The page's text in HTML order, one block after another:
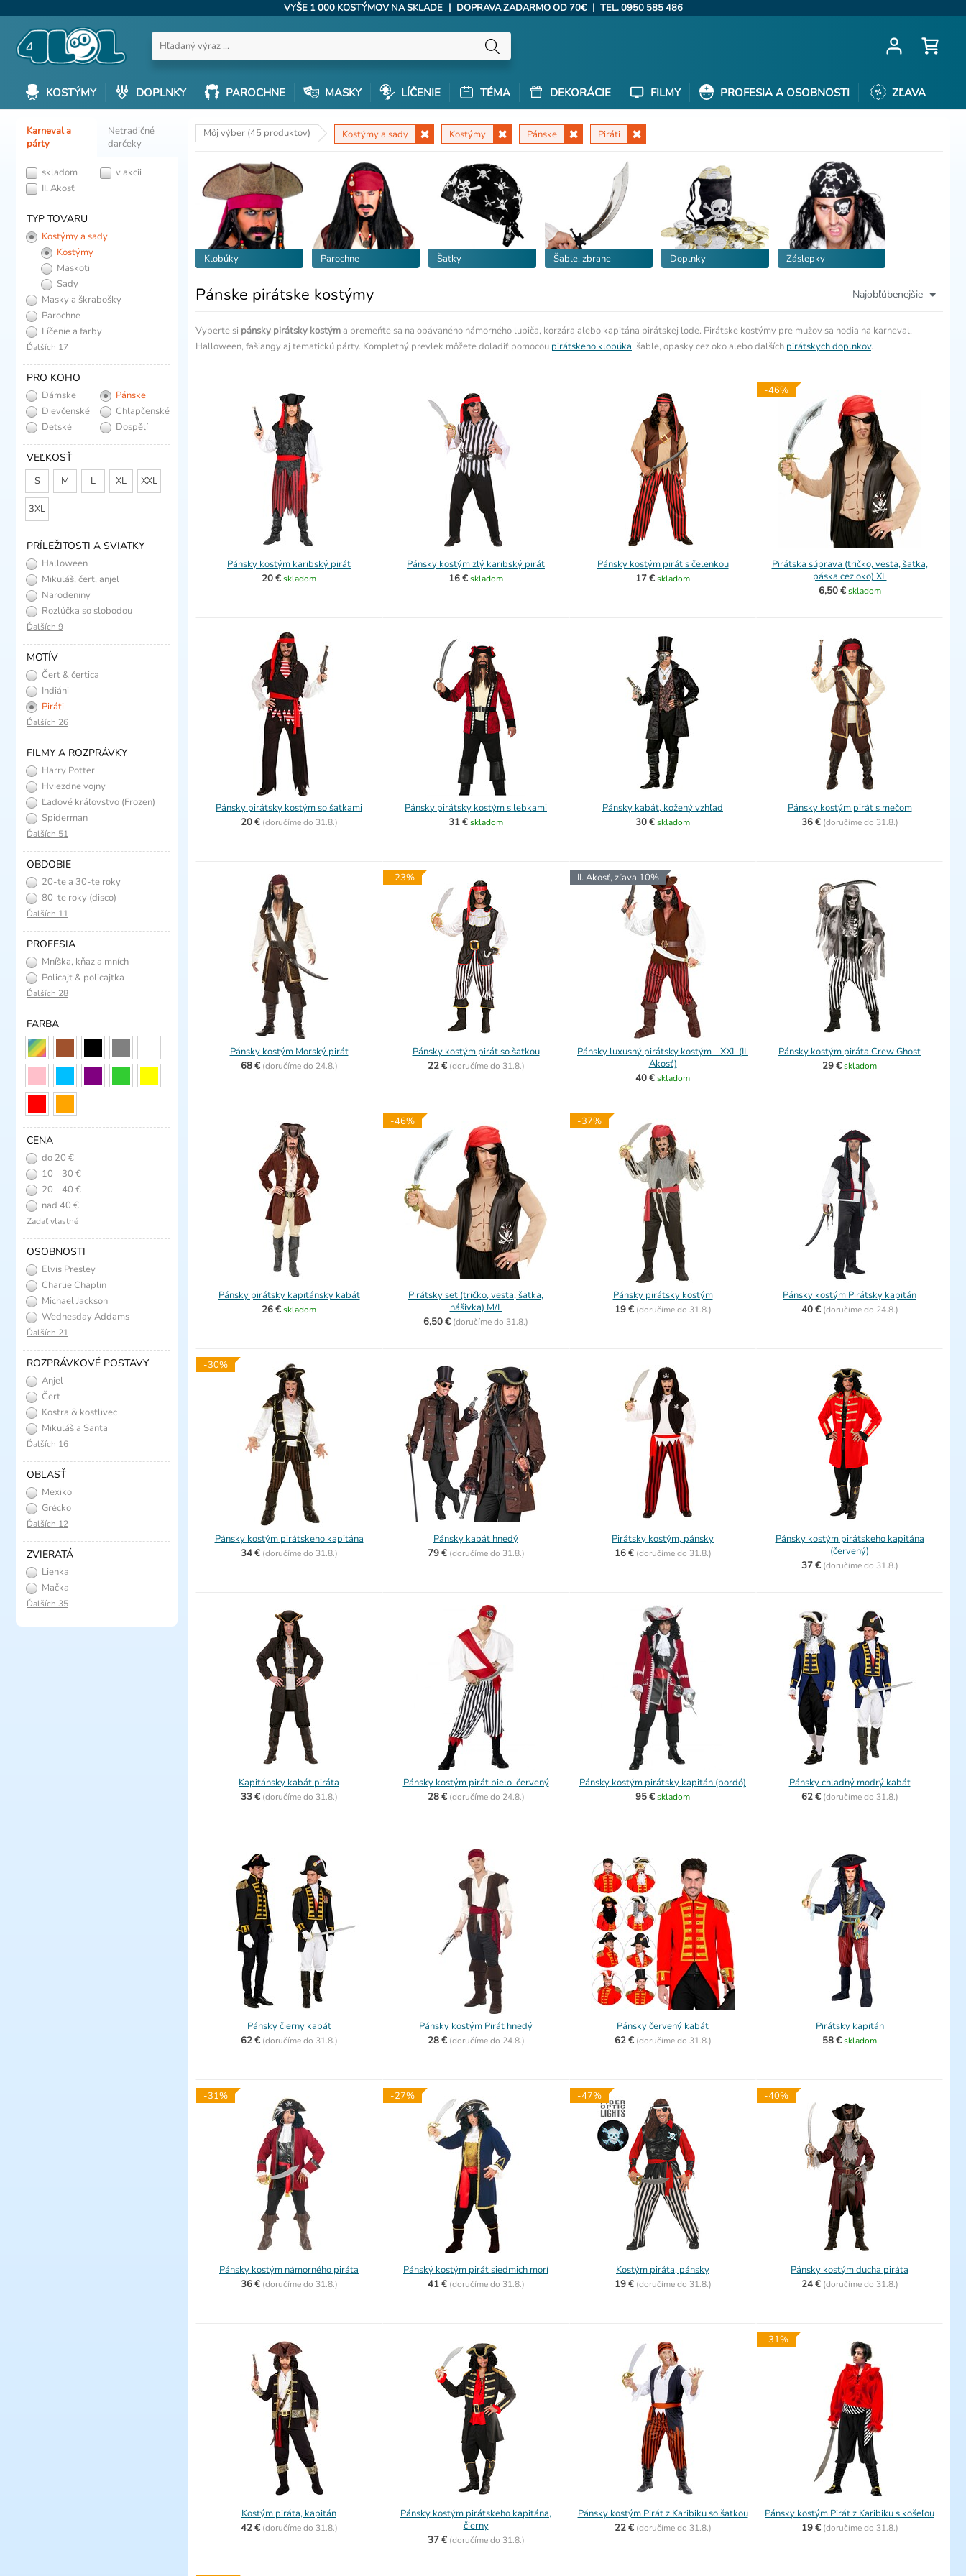
VYŠE 1 000 KOSTÝMOV NA SKLADE | DOPRAVA ZADARMO OD 70€ | TEL. 0950 585 486
KOSTÝMY DOPLNKY PAROCHNE MASKY LÍČENIE TÉMA DEKORÁCIE FILMY PROFESIA A OSOBNOSTI ZĽAVA
Môj výber (45 produktov) Kostýmy a sady Kostýmy Pánske Piráti
Klobúky Parochne Šatky Šable, zbrane Doplnky Záslepky
Najobľúbenejšie
Pánske pirátske kostýmy
Vyberte si pánsky pirátsky kostýma premeňte sa na obávaného námorného lupiča, korzára alebo kapitána pirátskej lode. Pirátske kostýmy pre mužov sa hodia na karneval,
Halloween, fašiangy aj tematickú párty. Kompletný prevlek môžete doladiť pomocou pirátskeho klobúka, šable, opasky cez oko alebo ďalších pirátskych doplnkov.
Pánsky kostým karibský pirát
20 €skladom
Pánsky kostým zlý karibský pirát
16 €skladom
Pánsky kostým pirát s čelenkou
17 €skladom
-46%
Pirátska súprava (tričko, vesta, šatka,
páska cez oko) XL
6,50 € skladom
Pánsky pirátsky kostým so šatkami
20 € (doručíme do 31.8.)
Pánsky pirátsky kostým s lebkami
31 €skladom
Pánsky kabát, kožený vzhľad
30 €skladom
Pánsky kostým pirát s mečom
36 € (doručíme do 31.8.)
Pánsky kostým Morský pirát
68 € (doručíme do 24.8.)
-23%
Pánsky kostým pirát so šatkou
22 € (doručíme do 31.8.)
II. Akosť, zľava 10%
Pánsky luxusný pirátsky kostým - XXL (II.
Akosť)
40 €skladom
Pánsky kostým piráta Crew Ghost
29 €skladom
Pánsky pirátsky kapitánsky kabát
26 €skladom
-46%
Pirátsky set (tričko, vesta, šatka,
nášivka) M/L
6,50 € (doručíme do 31.8.)
-37%
Pánsky pirátsky kostým
19 € (doručíme do 31.8.)
Pánsky kostým Pirátsky kapitán
40 € (doručíme do 24.8.)
-30%
Pánsky kostým pirátskeho kapitána
34 € (doručíme do 31.8.)
Pánsky kabát hnedý
79 € (doručíme do 31.8.)
Pirátsky kostým, pánsky
16 € (doručíme do 31.8.)
Pánsky kostým pirátskeho kapitána
(červený)
37 € (doručíme do 31.8.)
Kapitánsky kabát piráta
33 € (doručíme do 31.8.)
Pánsky kostým pirát bielo-červený
28 € (doručíme do 24.8.)
Pánsky kostým pirátsky kapitán (bordó)
95 €skladom
Pánsky chladný modrý kabát
62 € (doručíme do 31.8.)
Pánsky čierny kabát
62 € (doručíme do 31.8.)
Pánsky kostým Pirát hnedý
28 € (doručíme do 24.8.)
Pánsky červený kabát
62 € (doručíme do 31.8.)
Pirátsky kapitán
58 €skladom
-31%
Pánsky kostým námorného piráta
36 € (doručíme do 31.8.)
-27%
Pánský kostým pirát siedmich morí
41 € (doručíme do 31.8.)
-47%
Kostým piráta, pánsky
19 € (doručíme do 31.8.)
-40%
Pánsky kostým ducha piráta
24 € (doručíme do 31.8.)
Kostým piráta, kapitán
42 € (doručíme do 31.8.)
Pánsky kostým pirátskeho kapitána,
čierny
37 € (doručíme do 31.8.)
Pánsky kostým Pirát z Karibiku so šatkou
22 € (doručíme do 31.8.)
-31%
Pánsky kostým Pirát z Karibiku s košeľou
19 € (doručíme do 31.8.)
Karneval a
párty
Netradičné
darčeky
skladom
v akcii
II. Akosť
TYP TOVARU
Kostýmy a sady
Kostýmy
Maskoti
Sady
Masky a škrabošky
Parochne
Líčenie a farby
Ďalších 17
PRO KOHO
Dámske
Pánske
Dievčenské
Chlapčenské
Detské
Dospělí
VEĽKOSŤ
S M L XL XXL
3XL
PRÍLEŽITOSTI A SVIATKY
Halloween
Mikuláš, čert, anjel
Narodeniny
Rozlúčka so slobodou
Ďalších 9
MOTÍV
Čert & čertica
Indiáni
Piráti
Ďalších 26
FILMY A ROZPRÁVKY
Harry Potter
Hviezdne vojny
Ľadové kráľovstvo (Frozen)
Spiderman
Ďalších 51
OBDOBIE
20-te a 30-te roky
(charleston)
80-te roky (disco)
Ďalších 11
PROFESIA
Mníška, kňaz a mních
Policajt & policajtka
Ďalších 28
FARBA
CENA
do 20 €
10 - 30 €
20 - 40 €
nad 40 €
Zadať vlastné
OSOBNOSTI
Elvis Presley
Charlie Chaplin
Michael Jackson
Wednesday Addams
Ďalších 21
ROZPRÁVKOVÉ POSTAVY
Anjel
Čert
Kostra & kostlivec
Mikuláš a Santa
Ďalších 16
OBLASŤ
Mexiko
Grécko
Ďalších 12
ZVIERATÁ
Lienka
Mačka
Ďalších 35